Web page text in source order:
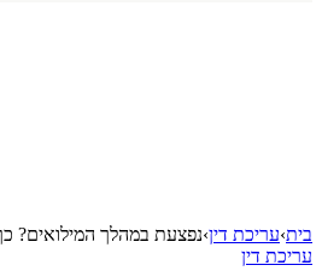
בית›עריכת דין›נפצעת במהלך המילואים?
עריכת דין